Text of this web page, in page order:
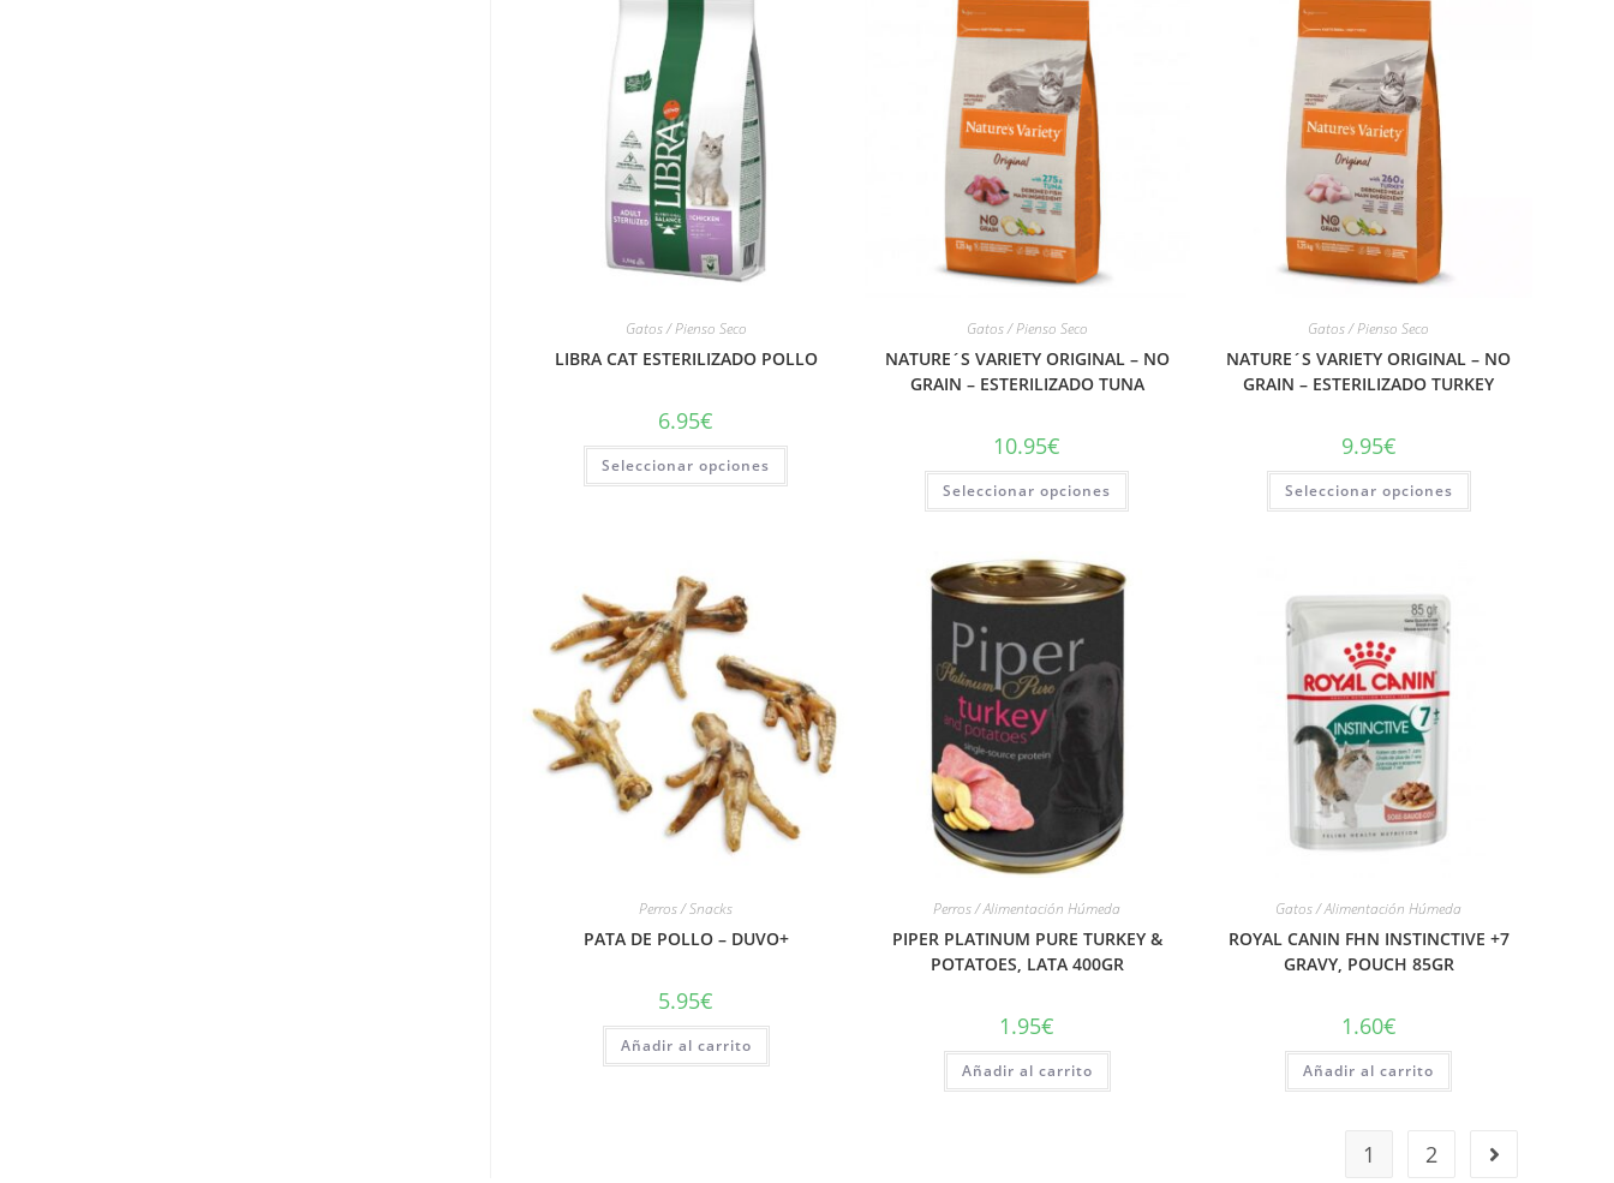
Gatos / Pienso Seco
LIBRA CAT ESTERILIZADO POLLO
6.95€
Seleccionar opciones
Gatos / Pienso Seco
NATURE´S VARIETY ORIGINAL – NO
GRAIN – ESTERILIZADO TUNA
10.95€
Seleccionar opciones
Gatos / Pienso Seco
NATURE´S VARIETY ORIGINAL – NO
GRAIN – ESTERILIZADO TURKEY
9.95€
Seleccionar opciones
Perros / Snacks
PATA DE POLLO – DUVO+
5.95€
Añadir al carrito
Perros / Alimentación Húmeda
PIPER PLATINUM PURE TURKEY &
POTATOES, LATA 400GR
1.95€
Añadir al carrito
Gatos / Alimentación Húmeda
ROYAL CANIN FHN INSTINCTIVE +7
GRAVY, POUCH 85GR
1.60€
Añadir al carrito
1 2